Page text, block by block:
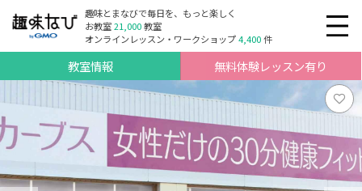
趣味とまなびで毎日を、もっと楽しく
お教室21,000教室
オンラインレッスン・ワークショップ4,400件
教室情報 無料体験レッスン有り